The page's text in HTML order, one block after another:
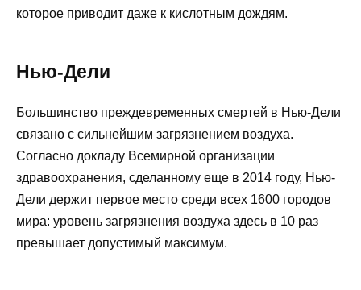
которое приводит даже к кислотным дождям.
Нью-Дели
Большинство преждевременных смертей в Нью-Дели
связано с сильнейшим загрязнением воздуха.
Согласно докладу Всемирной организации
здравоохранения, сделанному еще в 2014 году, Нью-
Дели держит первое место среди всех 1600 городов
мира: уровень загрязнения воздуха здесь в 10 раз
превышает допустимый максимум.